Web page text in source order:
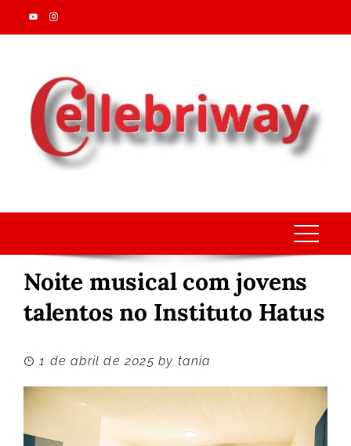
Skip
to
Noite musical com jovens
talentos no Instituto Hatus
1 de abril de 2025 by tania